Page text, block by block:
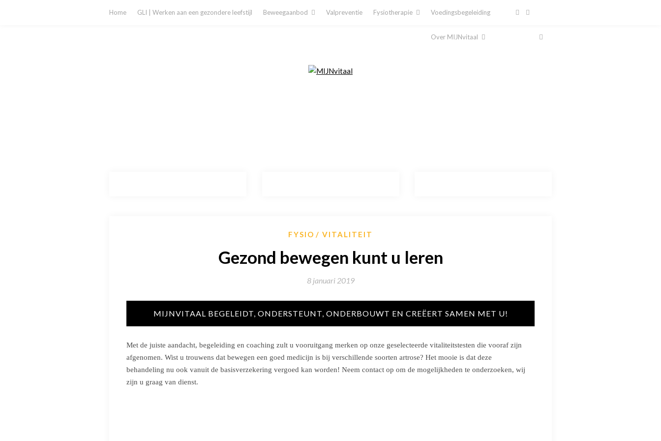
Home GLI | Werken aan een gezondere leefstijl Beweegaanbod Valpreventie Fysiotherapie Voedingsbegeleiding
Over MIJNvitaal
FYSIO VITALITEIT
Gezond bewegen kunt u leren
8 januari 2019
MIJNVITAAL BEGELEIDT, ONDERSTEUNT, ONDERBOUWT EN CREËERT SAMEN MET U!
Met de juiste aandacht, begeleiding en coaching zult u vooruitgang merken op onze geselecteerde vitaliteitstesten die vooraf zijn
afgenomen. Wist u trouwens dat bewegen een goed medicijn is bij verschillende soorten artrose? Het mooie is dat deze
behandeling nu ook vanuit de basisverzekering vergoed kan worden! Neem contact op om de mogelijkheden te onderzoeken, wij
zijn u graag van dienst.